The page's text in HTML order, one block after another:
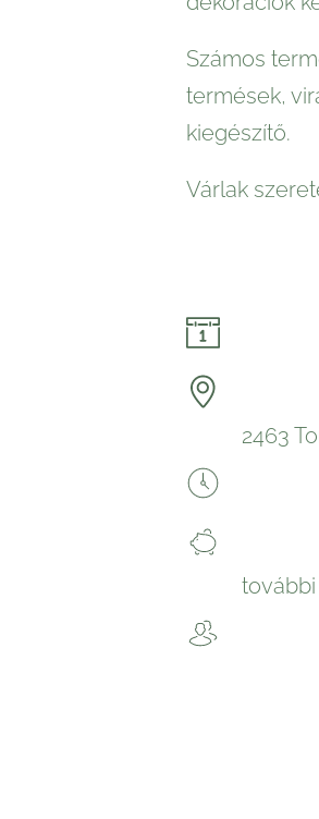
Számos
termések,
kiegészítő.
Várlak
2463